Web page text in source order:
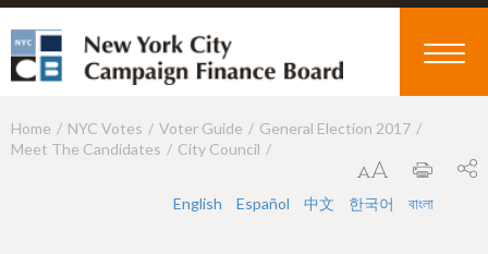
Y
Home NYC Votes Voter Guide
General Election 2017
Meet The Candidates
City Council
English Español 中文 한국어 বাংলা